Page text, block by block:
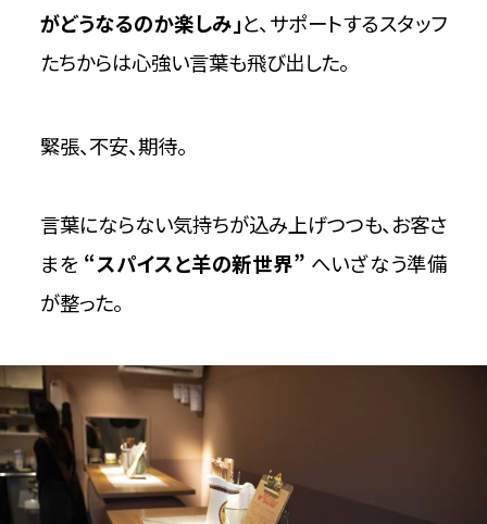
がどうなるのか楽しみ」と、サポートするスタッフ
たちからは心強い言葉も飛び出した。
緊張、不安、期待。
言葉にならない気持ちが込み上げつつも、お客さ
まを “スパイスと羊の新世界” へいざなう準備
が整った。